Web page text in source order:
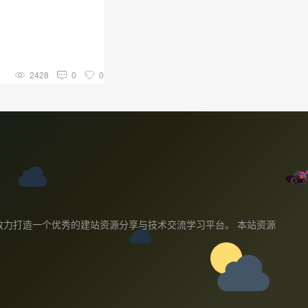
2428 0 0
打造一个优秀的建站资源分享与技术交流学习平台。 本站资源